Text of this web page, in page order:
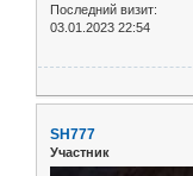
Последний визит:
03.01.2023 22:54
SH777
Участник